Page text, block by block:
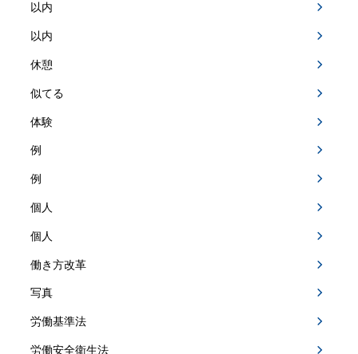
以内
以内
休憩
似てる
体験
例
例
個人
個人
働き方改革
写真
労働基準法
労働安全衛生法